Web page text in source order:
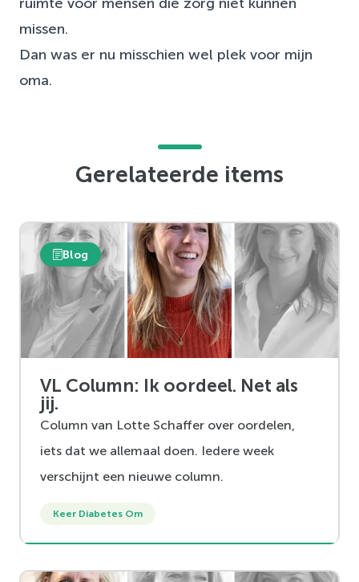
ruimte voor mensen die zorg niet kunnen
missen.
Dan was er nu misschien wel plek voor mijn
oma.
Gerelateerde items
Blog
VL Column: Ik oordeel. Net als
jij.
Column van Lotte Schaffer over oordelen,
iets dat we allemaal doen. Iedere week
verschijnt een nieuwe column.
Keer Diabetes Om